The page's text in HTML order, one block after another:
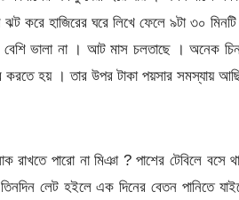
ঝট করে হাজিরের ঘরে লিখে ফেলে ৯টা ৩০
বেশি ভালা না । আট মাস চলতাছে । অনেক
হয় । তার উপর টাকা পয়সার সমস্যায়
রাখতে পারো না মিঞা ? পাশের টেবিলে বসে
লেট হইলে এক দিনের বেতন পানিতে